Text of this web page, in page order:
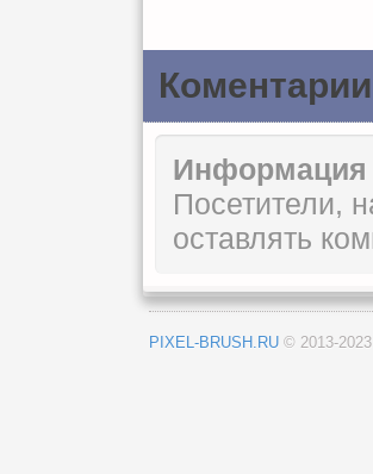
Коментарии
Информация
Посетители,
оставлять
PIXEL-BRUSH.RU © 2013-